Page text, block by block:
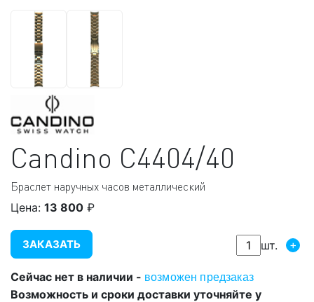
Candino C4404/40
Браслет наручных часов металлический
Цена: 13 800 ₽
ЗАКАЗАТЬ шт. +
Сейчас нет в наличии - возможен предзаказ
Возможность и сроки доставки уточняйте у